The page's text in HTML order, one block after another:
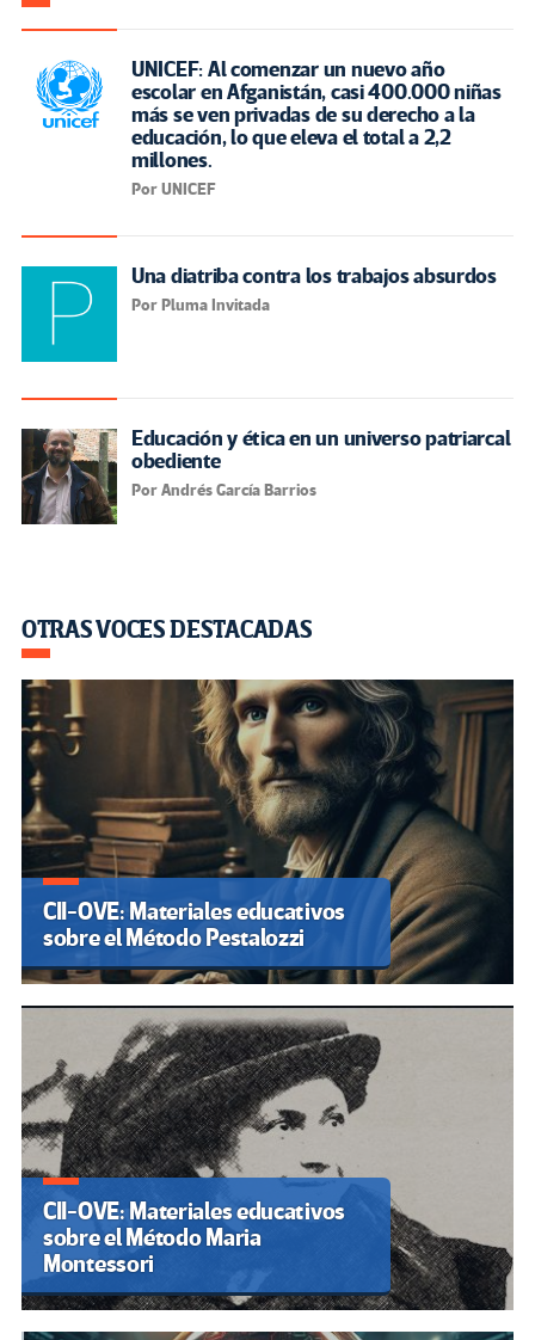
UNICEF: Al comenzar un nuevo año
escolar en Afganistán, casi 400.000 niñas
más se ven privadas de su derecho a la
educación, lo que eleva el total a 2,2
millones.
Por UNICEF
Una diatriba contra los trabajos absurdos
Por Pluma Invitada
Educación y ética en un universo patriarcal
obediente
Por Andrés García Barrios
OTRAS VOCES DESTACADAS
CII-OVE: Materiales educativos
sobre el Método Pestalozzi
CII-OVE: Materiales educativos
sobre el Método Maria
Montessori